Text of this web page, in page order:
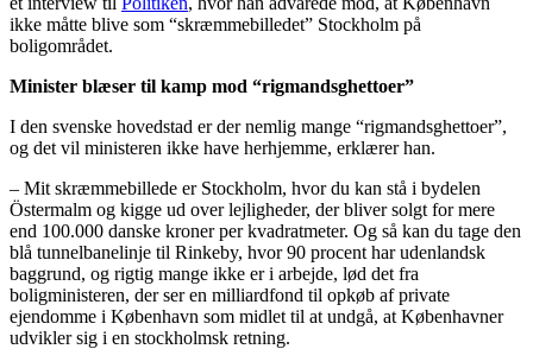
ikke måtte blive som “skræmmebilledet” Stockholm på
boligområdet.
Minister blæser til kamp mod “rigmandsghettoer”
I den svenske hovedstad er der nemlig mange “rigmandsghettoer”,
og det vil ministeren ikke have herhjemme, erklærer han.
– Mit skræmmebillede er Stockholm, hvor du kan stå i bydelen
Östermalm og kigge ud over lejligheder, der bliver solgt for mere
end 100.000 danske kroner per kvadratmeter. Og så kan du tage den
blå tunnelbanelinje til Rinkeby, hvor 90 procent har udenlandsk
baggrund, og rigtig mange ikke er i arbejde, lød det fra
boligministeren, der ser en milliardfond til opkøb af private
ejendomme i København som midlet til at undgå, at Københavner
udvikler sig i en stockholmsk retning.